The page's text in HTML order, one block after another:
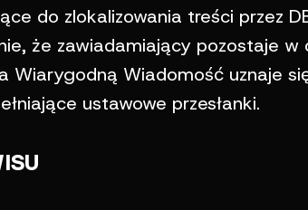
do zlokalizowania treści przez
że zawiadamiający pozostaje w
Wiarygodną Wiadomość uznaje
ustawowe przesłanki.